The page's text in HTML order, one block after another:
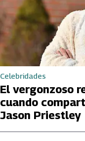
Celebridades
El vergonzoso
cuando
Jason Priestley